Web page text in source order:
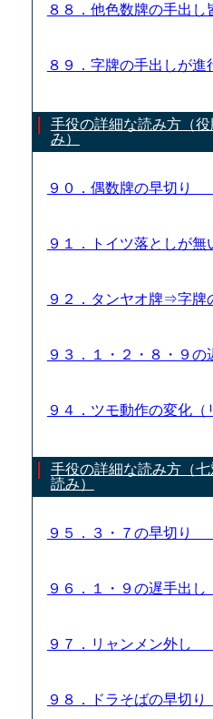
８８．他色数牌の手出
８９．字牌の手出しが
手役の詳細な読み方（
み）
９０．偶数牌の早切り
９１．トイツ落としが
９２．タンヤオ牌⇒字
９３．１・２・８・９
９４．ツモ動作の変化
手役の詳細な読み方（
読み）
９５．３・７の早切り
９６．１・９の遅手出し
９７．リャンメン外し
９８．ドラそばの早切り